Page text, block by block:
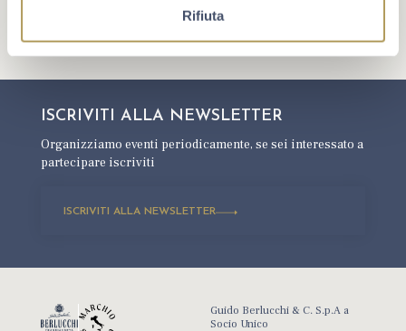
Rifiuta
ISCRIVITI ALLA NEWSLETTER
Organizziamo eventi periodicamente,se sei interessato a
partecipare iscriviti
ISCRIVITI ALLA NEWSLETTER
Guido Berlucchi & C. S.p.A a
Socio Unico